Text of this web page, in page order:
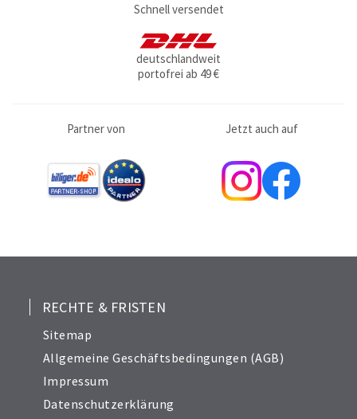
Schnell versendet
deutschlandweit
portofrei ab 49 €
Partner von Jetzt auch auf
RECHTE & FRISTEN
Sitemap
Allgemeine Geschäftsbedingungen (AGB)
Impressum
Datenschutzerklärung